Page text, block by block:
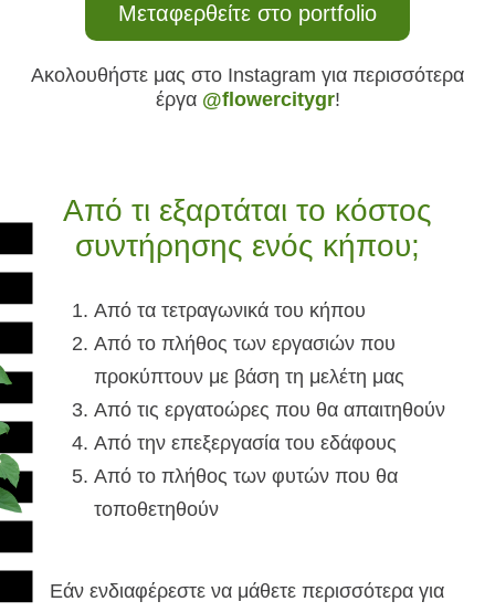
Μεταφερθείτε στο portfolio
Ακολουθήστε μας στο Instagram για περισσότερα
έργα @flowercitygr!
Από τι εξαρτάται το κόστος
συντήρησης ενός κήπου;
Από τα τετραγωνικά του κήπου
Από το πλήθος των εργασιών που
προκύπτουν με βάση τη μελέτη μας
Από τις εργατοώρες που θα απαιτηθούν
Από την επεξεργασία του εδάφους
Από το πλήθος των φυτών που θα
τοποθετηθούν
Εάν ενδιαφέρεστε να μάθετε περισσότερα για